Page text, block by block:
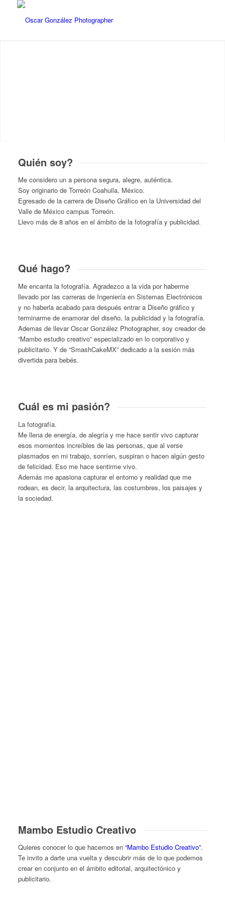
LA TORRE
Quién soy?
Me considero un a persona segura, alegre, auténtica.
Soy originario de Torreón Coahuila, México.
Egresado de la carrera de Diseño Gráfico en la Universidad del
Valle de México campus Torreón.
Llevo más de 8 años en el ámbito de la fotografía y publicidad.
Qué hago?
Me encanta la fotografía. Agradezco a la vida por haberme
llevado por las carreras de Ingeniería en Sistemas Electrónicos
y no haberla acabado para después entrar a Diseño gráfico y
terminarme de enamorar del diseño, la publicidad y la fotografía.
Ademas de llevar Oscar González Photographer, soy creador de
“Mambo estudio creativo” especializado en lo corporativo y
publicitario. Y de “SmashCakeMX” dedicado a la sesión más
divertida para bebés.
Cuál es mi pasión?
La fotografía.
Me llena de energía, de alegría y me hace sentir vivo capturar
esos momentos increíbles de las personas, que al verse
plasmados en mi trabajo, sonríen, suspiran o hacen algún gesto
de felicidad. Eso me hace sentirme vivo.
Además me apasiona capturar el entorno y realidad que me
rodean, es decir, la arquitectura, las costumbres, los paisajes y
la sociedad.
Mambo Estudio Creativo
Quieres conocer lo que hacemos en “Mambo Estudio Creativo”.
Te invito a darte una vuelta y descubrir más de lo que podemos
crear en conjunto en el ámbito editorial, arquitectónico y
publicitario.